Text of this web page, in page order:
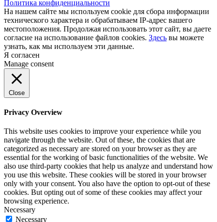
Политика конфиденциальности
На нашем сайте мы используем cookie для сбора информации
технического характера и обрабатываем IP-адрес вашего
местоположения. Продолжая использовать этот сайт, вы даете
согласие на использование файлов cookies. Здесь вы можете
узнать, как мы используем эти данные.
Я согласен
Manage consent
Close
Privacy Overview
This website uses cookies to improve your experience while you
navigate through the website. Out of these, the cookies that are
categorized as necessary are stored on your browser as they are
essential for the working of basic functionalities of the website. We
also use third-party cookies that help us analyze and understand how
you use this website. These cookies will be stored in your browser
only with your consent. You also have the option to opt-out of these
cookies. But opting out of some of these cookies may affect your
browsing experience.
Necessary
Necessary